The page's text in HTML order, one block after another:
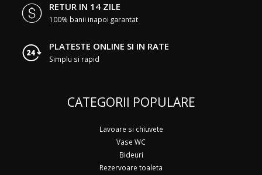
RETUR IN 14 ZILE
100% banii inapoi garantat
PLATESTE ONLINE SI IN RATE
Simplu si rapid
CATEGORII POPULARE
Lavoare si chiuvete
Vase WC
Bideuri
Rezervoare toaleta